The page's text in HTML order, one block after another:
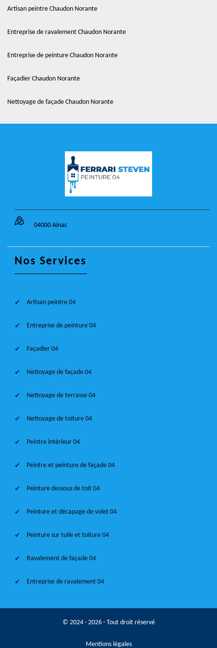
Artisan peintre Chaudon Norante
Entreprise de ravalement Chaudon Norante
Entreprise de peinture Chaudon Norante
Façadier Chaudon Norante
Nettoyage de façade Chaudon Norante
04000 Ainac
Nos Services
Artisan peintre 04
Entreprise de peinture 04
Façadier 04
Nettoyage de façade 04
Nettoyage de terrasse 04
Nettoyage de toiture 04
Peintre intérieur 04
Peintre et peinture de façade 04
Peinture dessous de toit 04
Peinture et décapage de volet 04
Peinture sur tuile et toiture 04
Ravalement de façade 04
Entreprise de ravalement 04
© 2024 - 2026 - Tout droit réservé
Mentions légales